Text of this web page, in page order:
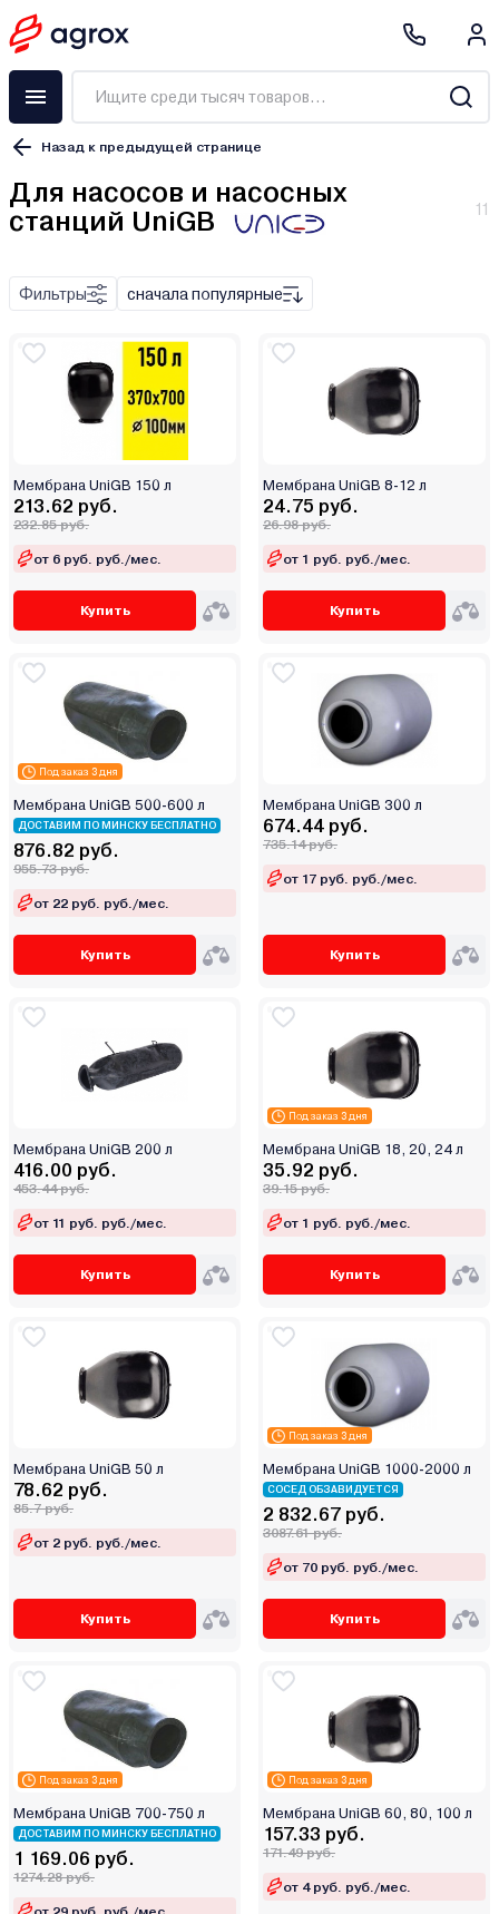
Назад к предыдущей странице
Для насосов и насосных
станций UniGB
11
Частотный преобразователь
Скважинный адаптер
Обратный клапан
Фильтр
Картридж
Фитинг
Манометр
Муфта термоусадочная
Мембрана
Реле давления
Поводка
Выключатель
Гидроаккумулятора
Насосной станции
Фильтра
Бака
EPDM
Бронза
Латунь
Металл
ПВХ
Полипропилен
Полиэтилен
Стекловолокно
Тестиль
Чугун
Gardana
Eco
Универсальный
Фильтры сначала популярные
Мембрана UniGB 150 л
213.62 руб.
232.85 руб.
от 6 руб. руб./мес.
Купить
Мембрана UniGB 8-12 л
24.75 руб.
26.98 руб.
от 1 руб. руб./мес.
Купить
Под заказ 3 дня
Мембрана UniGB 500-600 л
ДОСТАВИМ ПО МИНСКУ БЕСПЛАТНО
876.82 руб.
955.73 руб.
от 22 руб. руб./мес.
Купить
Мембрана UniGB 300 л
674.44 руб.
735.14 руб.
от 17 руб. руб./мес.
Купить
Мембрана UniGB 200 л
416.00 руб.
453.44 руб.
от 11 руб. руб./мес.
Купить
Под заказ 3 дня
Мембрана UniGB 18, 20, 24 л
35.92 руб.
39.15 руб.
от 1 руб. руб./мес.
Купить
Мембрана UniGB 50 л
78.62 руб.
85.7 руб.
от 2 руб. руб./мес.
Купить
Под заказ 3 дня
Мембрана UniGB 1000-2000 л
СОСЕД ОБЗАВИДУЕТСЯ
2 832.67 руб.
3087.61 руб.
от 70 руб. руб./мес.
Купить
Под заказ 3 дня
Мембрана UniGB 700-750 л
ДОСТАВИМ ПО МИНСКУ БЕСПЛАТНО
1 169.06 руб.
1274.28 руб.
Под заказ 3 дня
Мембрана UniGB 60, 80, 100 л
157.33 руб.
171.49 руб.
от 4 руб. руб./мес.